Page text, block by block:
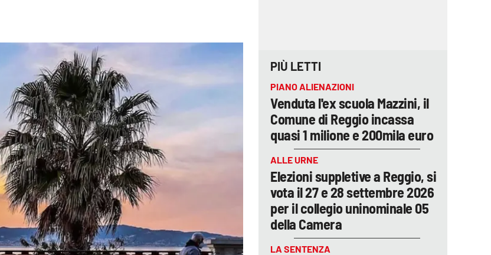
PIÙ LETTI
PIANO ALIENAZIONI
Venduta l'ex scuola Mazzini, il
Comune di Reggio incassa
quasi 1 milione e 200mila euro
ALLE URNE
Elezioni suppletive a Reggio, si
vota il 27 e 28 settembre 2026
per il collegio uninominale 05
della Camera
LA SENTENZA